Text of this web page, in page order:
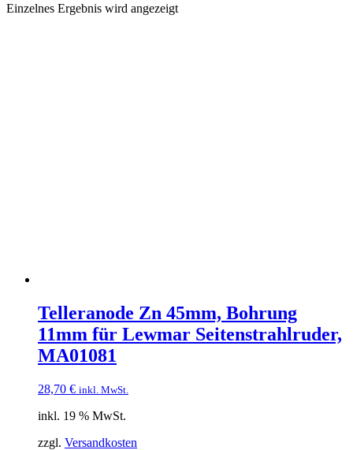
Einzelnes Ergebnis wird angezeigt
Telleranode Zn 45mm, Bohrung
11mm für Lewmar Seitenstrahlruder,
MA01081
28,70 € inkl. MwSt.
inkl. 19 % MwSt.
zzgl. Versandkosten